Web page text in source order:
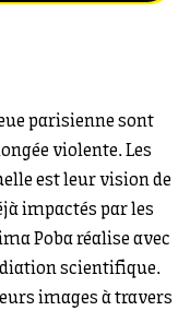
parisienne sont
violente. Les
est leur vision de
impactés par les
Poba réalise avec
scientifique.
images à travers